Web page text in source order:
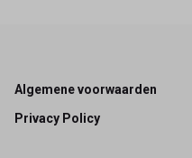
Footer
Algemene voorwaarden
Privacy Policy